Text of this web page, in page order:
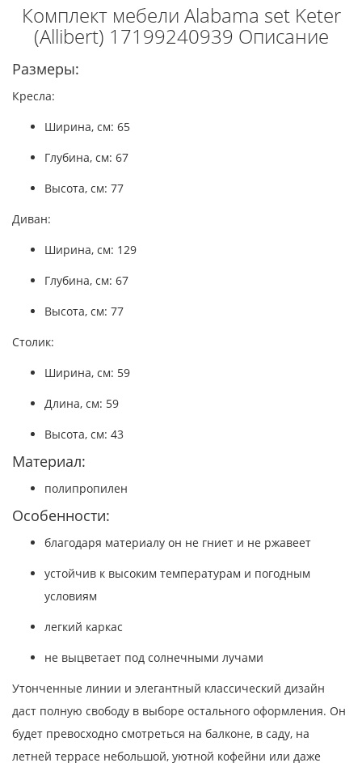
Комплект мебели Alabama set Keter
(Allibert) 17199240939 Описание
Размеры:
Кресла:
Ширина, см: 65
Глубина, см: 67
Высота, см: 77
Диван:
Ширина, см: 129
Глубина, см: 67
Высота, см: 77
Столик:
Ширина, см: 59
Длина, см: 59
Высота, см: 43
Материал:
полипропилен
Особенности:
благодаря материалу он не гниет и не ржавеет
устойчив к высоким температурам и погодным
условиям
легкий каркас
не выцветает под солнечными лучами
Утонченные линии и элегантный классический дизайн
даст полную свободу в выборе остального оформления. Он
будет превосходно смотреться на балконе, в саду, на
летней террасе небольшой, уютной кофейни или даже